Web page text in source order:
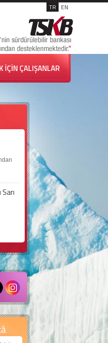
TR EN
İÇİN ÇALIŞANLAR